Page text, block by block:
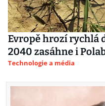
Evropě hrozí rychlá
2040 zasáhne i
Technologie a média